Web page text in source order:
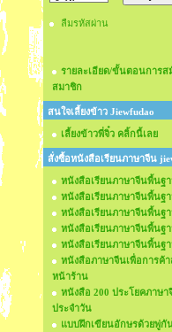
ลืมรหัสผ่าน
รายละเอียด/ขั้นตอนการส
สมาชิก
สนใจเลี้ยงข้าว Jiewfudao
เลี้ยงข้าวพี่จิ๋ว คลิ้กนี้เลย
สั่งซื้อหนังสือเรียนภาษาจีน
หนังสือเรียนภาษาจีนพื้นฐา
หนังสือเรียนภาษาจีนพื้นฐ
หนังสือเรียนภาษาจีนพื้นฐ
หนังสือเรียนภาษาจีนพื้นฐ
หนังสือเรียนภาษาจีนพื้นฐ
หนังสือภาษาจีนเพื่อการค้
หน้าร้าน
หนังสือ 200 ประโยคภาษ
ประจำวัน
แบบฝึกเขียนอักษรด้วยพู่กั